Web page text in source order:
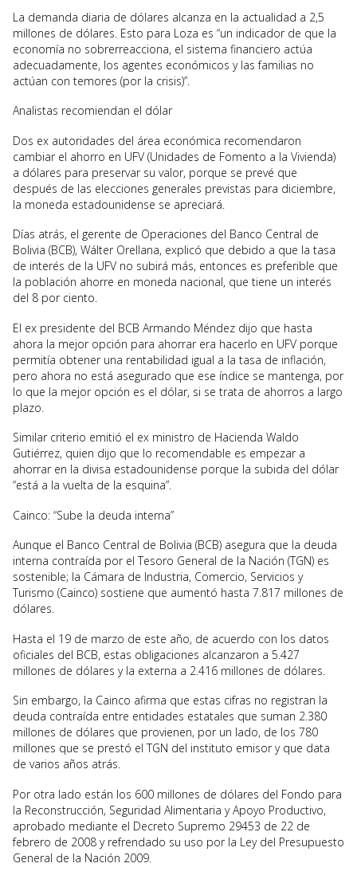
La demanda diaria de dólares alcanza en la actualidad a 2,5
millones de dólares. Esto para Loza es “un indicador de que la
economía no sobrerreacciona, el sistema financiero actúa
adecuadamente, los agentes económicos y las familias no
actúan con temores (por la crisis)”.
Analistas recomiendan el dólar
Dos ex autoridades del área económica recomendaron
cambiar el ahorro en UFV (Unidades de Fomento a la Vivienda)
a dólares para preservar su valor, porque se prevé que
después de las elecciones generales previstas para diciembre,
la moneda estadounidense se apreciará.
Días atrás, el gerente de Operaciones del Banco Central de
Bolivia (BCB), Wálter Orellana, explicó que debido a que la tasa
de interés de la UFV no subirá más, entonces es preferible que
la población ahorre en moneda nacional, que tiene un interés
del 8 por ciento.
El ex presidente del BCB Armando Méndez dijo que hasta
ahora la mejor opción para ahorrar era hacerlo en UFV porque
permitía obtener una rentabilidad igual a la tasa de inflación,
pero ahora no está asegurado que ese índice se mantenga, por
lo que la mejor opción es el dólar, si se trata de ahorros a largo
plazo.
Similar criterio emitió el ex ministro de Hacienda Waldo
Gutiérrez, quien dijo que lo recomendable es empezar a
ahorrar en la divisa estadounidense porque la subida del dólar
“está a la vuelta de la esquina”.
Cainco: “Sube la deuda interna”
Aunque el Banco Central de Bolivia (BCB) asegura que la deuda
interna contraída por el Tesoro General de la Nación (TGN) es
sostenible; la Cámara de Industria, Comercio, Servicios y
Turismo (Cainco) sostiene que aumentó hasta 7.817 millones de
dólares.
Hasta el 19 de marzo de este año, de acuerdo con los datos
oficiales del BCB, estas obligaciones alcanzaron a 5.427
millones de dólares y la externa a 2.416 millones de dólares.
Sin embargo, la Cainco afirma que estas cifras no registran la
deuda contraída entre entidades estatales que suman 2.380
millones de dólares que provienen, por un lado, de los 780
millones que se prestó el TGN del instituto emisor y que data
de varios años atrás.
Por otra lado están los 600 millones de dólares del Fondo para
la Reconstrucción, Seguridad Alimentaria y Apoyo Productivo,
aprobado mediante el Decreto Supremo 29453 de 22 de
febrero de 2008 y refrendado su uso por la Ley del Presupuesto
General de la Nación 2009.